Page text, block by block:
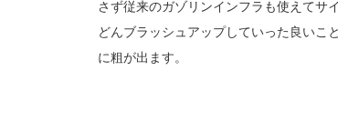
さず従来のガゾリンインフラも使えてサ
どんブラッシュアップしていった良いこ
に粗が出ます。